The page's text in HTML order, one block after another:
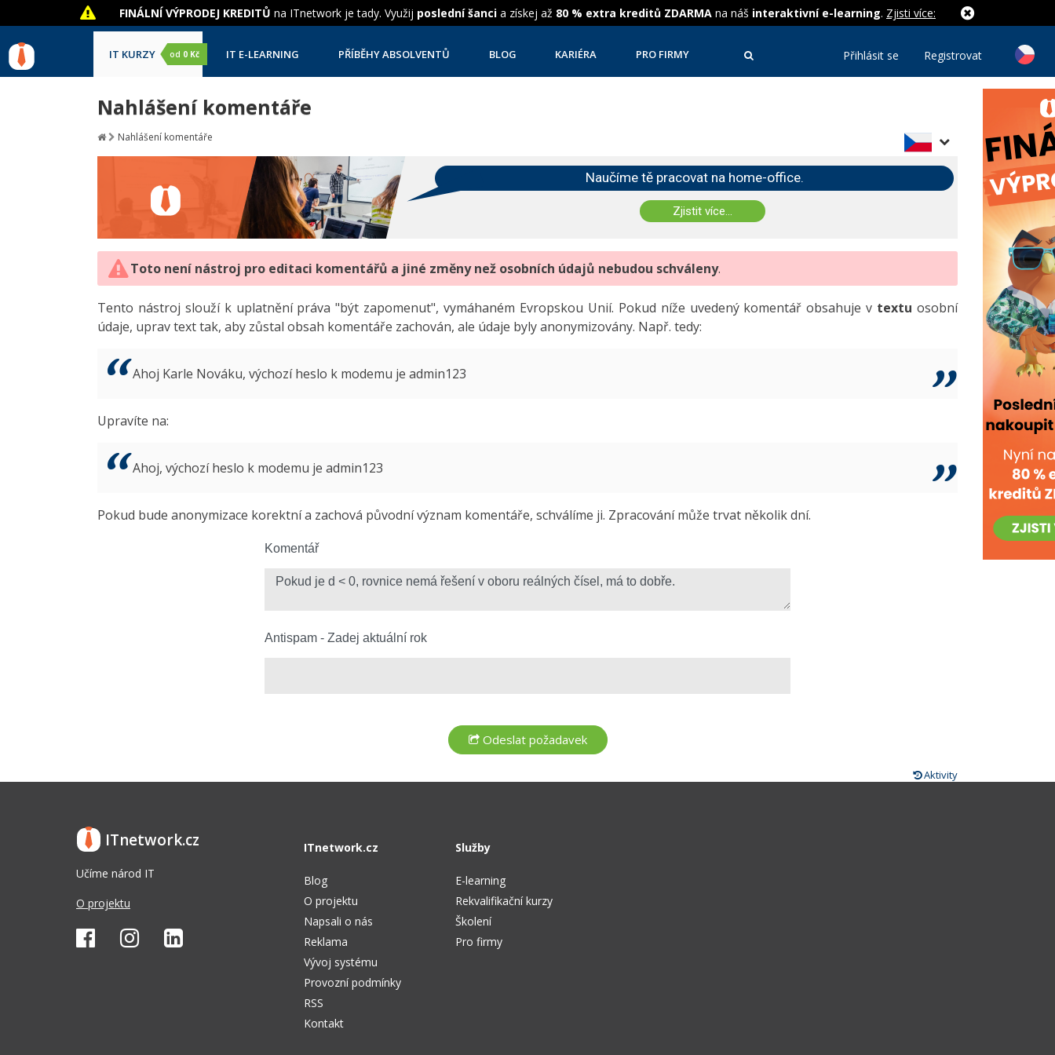
FINÁLNÍ VÝPRODEJ KREDITŮ na ITnetwork je tady. Využij poslední šanci a získej až 80 % extra kreditů ZDARMA na náš interaktivní e-learning. Zjisti více:
IT KURZY od 0 Kč IT E-LEARNING PŘÍBĚHY ABSOLVENTŮ BLOG KARIÉRA PRO FIRMY Přihlásit se Registrovat
Nahlášení komentáře
Nahlášení komentáře
Naučíme tě pracovat na home-office.
Zjistit více...
Toto není nástroj pro editaci komentářů a jiné změny než osobních údajů nebudou schváleny.
Tento nástroj slouží k uplatnění práva "být zapomenut", vymáhaném Evropskou Unií. Pokud níže uvedený komentář obsahuje v textu osobní
údaje, uprav text tak, aby zůstal obsah komentáře zachován, ale údaje byly anonymizovány. Např. tedy:
Ahoj Karle Nováku, výchozí heslo k modemu je admin123
Upravíte na:
Ahoj, výchozí heslo k modemu je admin123
Pokud bude anonymizace korektní a zachová původní význam komentáře, schválíme ji. Zpracování může trvat několik dní.
Komentář
Antispam - Zadej aktuální rok
Aktivity
ITnetwork.cz
Učíme národ IT
O projektu
ITnetwork.cz
Blog
O projektu
Napsali o nás
Reklama
Vývoj systému
Provozní podmínky
RSS
Kontakt
Služby
E-learning
Rekvalifikační kurzy
Školení
Pro firmy